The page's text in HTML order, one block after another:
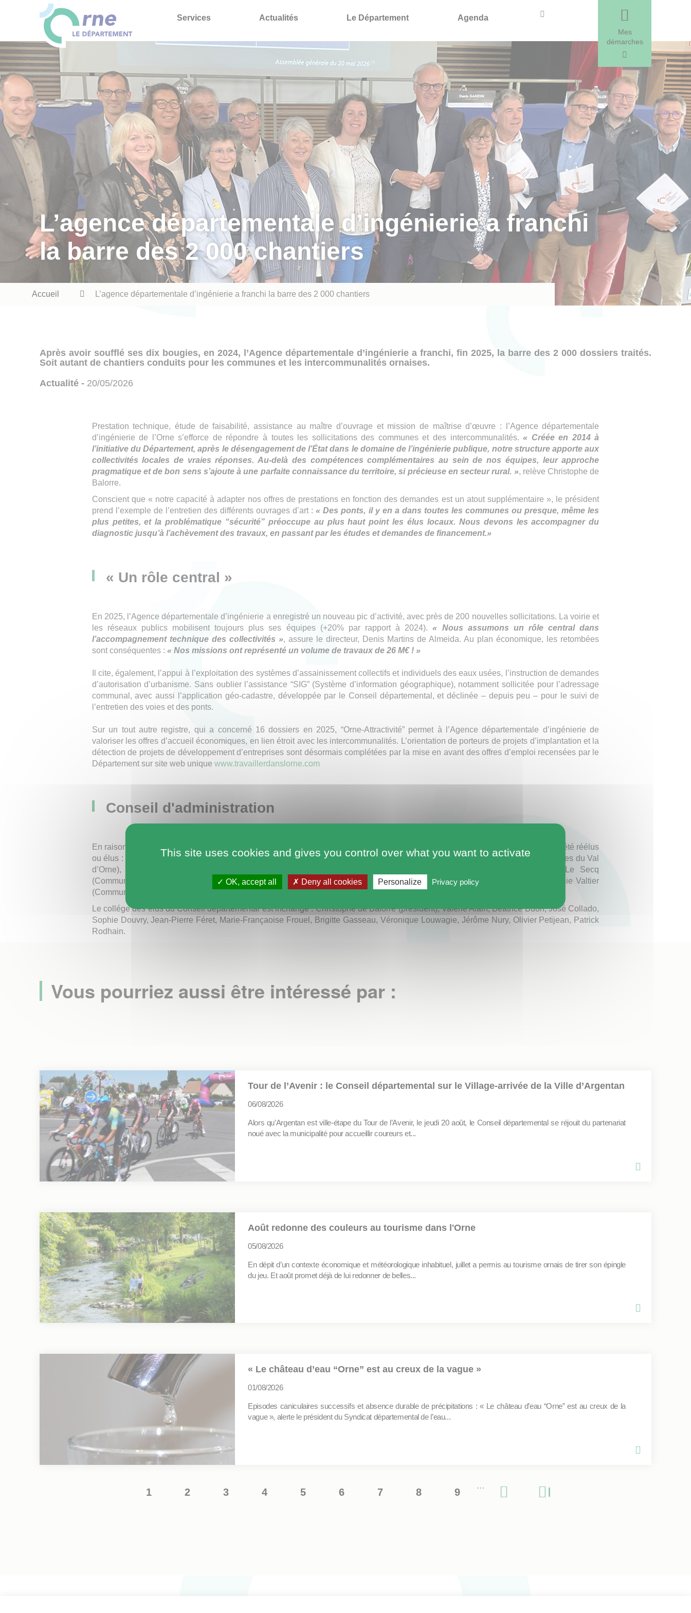
Services Actualités Le Département Agenda
Recherche
Mes
démarches
L’agence départementale d’ingénierie a franchi
la barre des 2 000 chantiers
Fil
Accueil L’agence départementale d’ingénierie a franchi la barre des 2 000 chantiers
Après avoir soufflé ses dix bougies, en 2024, l’Agence départementale d’ingénierie a franchi, fin 2025, la barre des 2 000 dossiers traités.
Soit autant de chantiers conduits pour les communes et les intercommunalités ornaises.
Actualité - 20/05/2026
Prestation technique, étude de faisabilité, assistance au maître d’ouvrage et mission de maîtrise d’œuvre : l’Agence départementale
d’ingénierie de l’Orne s’efforce de répondre à toutes les sollicitations des communes et des intercommunalités.« Créée en 2014 à
l’initiative du Département, après le désengagement de l’État dans le domaine de l’ingénierie publique, notre structure apporte aux
collectivités locales de vraies réponses. Au-delà des compétences complémentaires au sein de nos équipes, leur approche
pragmatique et de bon sens s’ajoute à une parfaite connaissance du territoire, si précieuse en secteur rural. », relève Christophe de
Balorre.
Conscient que « notre capacité à adapter nos offres de prestations en fonction des demandes est un atout supplémentaire », le président
prend l’exemple de l’entretien des différents ouvrages d’art :« Des ponts, il y en a dans toutes les communes ou presque, même les
plus petites, et la problématique “sécurité” préoccupe au plus haut point les élus locaux. Nous devons les accompagner du
diagnostic jusqu’à l’achèvement des travaux, en passant par les études et demandes de financement.»
« Un rôle central »
En 2025, l’Agence départementale d’ingénierie a enregistré un nouveau pic d’activité, avec près de 200 nouvelles sollicitations. La voirie et
les réseaux publics mobilisent toujours plus ses équipes (+20% par rapport à 2024).« Nous assumons un rôle central dans
l’accompagnement technique des collectivités », assure le directeur, Denis Martins de Almeida. Au plan économique, les retombées
sont conséquentes : « Nos missions ont représenté un volume de travaux de 26 M€ ! »
Il cite, également, l’appui à l’exploitation des systèmes d’assainissement collectifs et individuels des eaux usées, l’instruction de demandes
d’autorisation d’urbanisme. Sans oublier l’assistance “SIG” (Système d’information géographique), notamment sollicitée pour l’adressage
communal, avec aussi l’application géo-cadastre, développée par le Conseil départemental, et déclinée – depuis peu – pour le suivi de
l’entretien des voies et des ponts.
Sur un tout autre registre, qui a concerné 16 dossiers en 2025, “Orne-Attractivité” permet à l’Agence départementale d’ingénierie de
valoriser les offres d’accueil économiques, en lien étroit avec les intercommunalités. L’orientation de porteurs de projets d’implantation et la
détection de projets de développement d’entreprises sont désormais complétées par la mise en avant des offres d’emploi recensées par le
Département sur site web unique www.travaillerdanslorne.com
Conseil d'administration
En raison du récent scrutin municipal, le collège des représentants des communes et des intercommunalités a été renouvelé. Ont été réélus
ou élus : Thierry Aubin (Messei), Didier Bourban (Le Ménil-Broût), Pierre Couprit (Rânes), Alix Dauger (Communauté de communes du Val
d’Orne), Agnès Laigre (Guerquesalles), Jérôme Larchevêque (Ménil-Erreux), Eric Le Carvennec (Bursard), Emmanuel Le Secq
(Communauté de communes des Hauts-du-Perche), Vincent Lebreton (Trun), Christelle Radenac (Sablons-sur-Huisne), Virginie Valtier
(Communauté de communes du Pays de Mortagne-au-Perche).
Le collége des élus du Conseil départemental est inchangé : Christophe de Balorre (président), Valérie Alain, Béatrice Buon, José Collado,
Sophie Douvry, Jean-Pierre Féret, Marie-Françaoise Frouel, Brigitte Gasseau, Véronique Louwagie, Jérôme Nury, Olivier Petijean, Patrick
Rodhain.
Vous pourriez aussi être intéressé par :
Tour de l’Avenir : le Conseil départemental sur le Village-arrivée de la Ville d’Argentan
06/08/2026
Alors qu’Argentan est ville-étape du Tour de l’Avenir, le jeudi 20 août, le Conseil départemental se réjouit du partenariat
noué avec la municipalité pour accueillir coureurs et...
Août redonne des couleurs au tourisme dans l'Orne
05/08/2026
En dépit d’un contexte économique et météorologique inhabituel, juillet a permis au tourisme ornais de tirer son épingle
du jeu. Et août promet déjà de lui redonner de belles...
« Le château d’eau “Orne” est au creux de la vague »
01/08/2026
Episodes caniculaires successifs et absence durable de précipitations : « Le château d’eau “Orne” est au creux de la
vague », alerte le président du Syndicat départemental de l’eau...
Pagination
Page
1
Page
2
Page
3
Page
4
Page
5
Page
6
Page
7
Page
8
Page
9
…
PageDernière
This site uses cookies and gives you control over what you want to activate
OK, accept all Deny all cookies Personalize Privacy policy